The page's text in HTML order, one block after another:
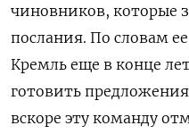
чиновников, которые
послания. По словам
Кремль еще в конце
готовить
вскоре эту команду